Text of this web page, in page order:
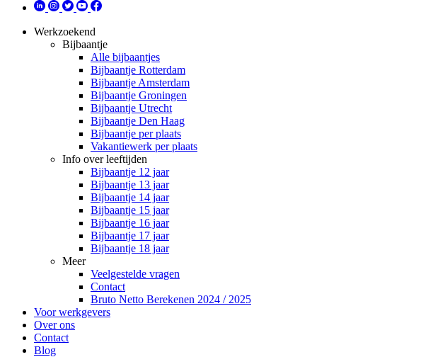
Werkzoekend
Bijbaantje
Alle bijbaantjes
Bijbaantje Rotterdam
Bijbaantje Amsterdam
Bijbaantje Groningen
Bijbaantje Utrecht
Bijbaantje Den Haag
Bijbaantje per plaats
Vakantiewerk per plaats
Info over leeftijden
Bijbaantje 12 jaar
Bijbaantje 13 jaar
Bijbaantje 14 jaar
Bijbaantje 15 jaar
Bijbaantje 16 jaar
Bijbaantje 17 jaar
Bijbaantje 18 jaar
Meer
Veelgestelde vragen
Contact
Bruto Netto Berekenen 2024 / 2025
Voor werkgevers
Over ons
Contact
Blog